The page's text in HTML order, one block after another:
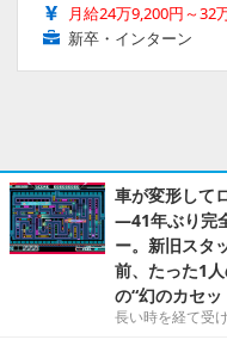
月給24万9,200円～32
新卒・インターン
車が変形して
―41年ぶり完
ー。新旧スタ
前、たった1
の“幻のカセッ
長い時を経て受